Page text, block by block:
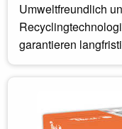
Umweltfreundlich
garantieren